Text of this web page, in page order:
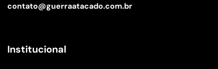
contato@guerraatacado.com.br
Institucional